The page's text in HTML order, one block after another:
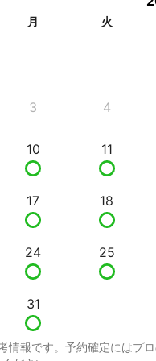
月 火
3 4
10 11
17 18
24 25
31
情報です。予約確定にはプ